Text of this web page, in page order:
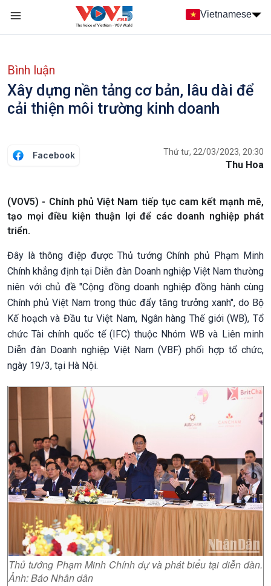
Nhảy đến nội dung
Vietnamese
Bình luận
Xây dựng nền tảng cơ bản, lâu dài để
cải thiện môi trường kinh doanh
Facebook Thứ tư, 22/03/2023, 20:30
Thu Hoa
(VOV5) - Chính phủ Việt Nam tiếp tục cam kết mạnh mẽ,
tạo mọi điều kiện thuận lợi để các doanh nghiệp phát
triển.
Đây là thông điệp được Thủ tướng Chính phủ Phạm Minh
Chính khẳng định tại Diễn đàn Doanh nghiệp Việt Nam thường
niên với chủ đề "Cộng đồng doanh nghiệp đồng hành cùng
Chính phủ Việt Nam trong thúc đẩy tăng trưởng xanh", do Bộ
Kế hoạch và Đầu tư Việt Nam, Ngân hàng Thế giới (WB), Tổ
chức Tài chính quốc tế (IFC) thuộc Nhóm WB và Liên minh
Diễn đàn Doanh nghiệp Việt Nam (VBF) phối hợp tổ chức,
ngày 19/3, tại Hà Nội.
Thủ tướng Phạm Minh Chính dự và phát biểu tại diễn đàn.
Ảnh: Báo Nhân dân